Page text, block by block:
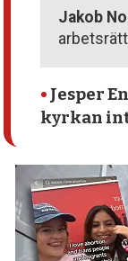
Jakob
• Jesper
kyrkan